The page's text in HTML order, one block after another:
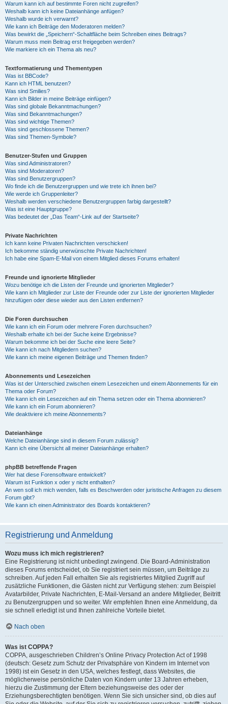
Warum kann ich auf bestimmte Foren nicht zugreifen?
Weshalb kann ich keine Dateianhänge anfügen?
Weshalb wurde ich verwarnt?
Wie kann ich Beiträge den Moderatoren melden?
Was bewirkt die „Speichern“-Schaltfläche beim Schreiben eines Beitrags?
Warum muss mein Beitrag erst freigegeben werden?
Wie markiere ich ein Thema als neu?
Textformatierung und Thementypen
Was ist BBCode?
Kann ich HTML benutzen?
Was sind Smilies?
Kann ich Bilder in meine Beiträge einfügen?
Was sind globale Bekanntmachungen?
Was sind Bekanntmachungen?
Was sind wichtige Themen?
Was sind geschlossene Themen?
Was sind Themen-Symbole?
Benutzer-Stufen und Gruppen
Was sind Administratoren?
Was sind Moderatoren?
Was sind Benutzergruppen?
Wo finde ich die Benutzergruppen und wie trete ich ihnen bei?
Wie werde ich Gruppenleiter?
Weshalb werden verschiedene Benutzergruppen farbig dargestellt?
Was ist eine Hauptgruppe?
Was bedeutet der „Das Team“-Link auf der Startseite?
Private Nachrichten
Ich kann keine Privaten Nachrichten verschicken!
Ich bekomme ständig unerwünschte Private Nachrichten!
Ich habe eine Spam-E-Mail von einem Mitglied dieses Forums erhalten!
Freunde und ignorierte Mitglieder
Wozu benötige ich die Listen der Freunde und ignorierten Mitglieder?
Wie kann ich Mitglieder zur Liste der Freunde oder zur Liste der ignorierten Mitglieder
hinzufügen oder diese wieder aus den Listen entfernen?
Die Foren durchsuchen
Wie kann ich ein Forum oder mehrere Foren durchsuchen?
Weshalb erhalte ich bei der Suche keine Ergebnisse?
Warum bekomme ich bei der Suche eine leere Seite?
Wie kann ich nach Mitgliedern suchen?
Wie kann ich meine eigenen Beiträge und Themen finden?
Abonnements und Lesezeichen
Was ist der Unterschied zwischen einem Lesezeichen und einem Abonnements für ein
Thema oder Forum?
Wie kann ich ein Lesezeichen auf ein Thema setzen oder ein Thema abonnieren?
Wie kann ich ein Forum abonnieren?
Wie deaktiviere ich meine Abonnements?
Dateianhänge
Welche Dateianhänge sind in diesem Forum zulässig?
Kann ich eine Übersicht all meiner Dateianhänge erhalten?
phpBB betreffende Fragen
Wer hat diese Forensoftware entwickelt?
Warum ist Funktion x oder y nicht enthalten?
An wen soll ich mich wenden, falls es Beschwerden oder juristische Anfragen zu diesem
Forum gibt?
Wie kann ich einen Administrator des Boards kontaktieren?
Registrierung und Anmeldung
Wozu muss ich mich registrieren?
Eine Registrierung ist nicht unbedingt zwingend. Die Board-Administration
dieses Forums entscheidet, ob Sie registriert sein müssen, um Beiträge zu
schreiben. Auf jeden Fall erhalten Sie als registriertes Mitglied Zugriff auf
zusätzliche Funktionen, die Gästen nicht zur Verfügung stehen: zum Beispiel
Avatarbilder, Private Nachrichten, E-Mail-Versand an andere Mitglieder, Beitritt
zu Benutzergruppen und so weiter. Wir empfehlen Ihnen eine Anmeldung, da
sie schnell erledigt ist und Ihnen zahlreiche Vorteile bietet.
Nach oben
Was ist COPPA?
COPPA, ausgeschrieben Children’s Online Privacy Protection Act of 1998
(deutsch: Gesetz zum Schutz der Privatsphäre von Kindern im Internet von
1998) ist ein Gesetz in den USA, welches festlegt, dass Websites, die
möglicherweise persönliche Daten von Kindern unter 13 Jahren erheben,
hierzu die Zustimmung der Eltern beziehungsweise des oder der
Erziehungsberechtigten benötigen. Wenn Sie sich unsicher sind, ob dies auf